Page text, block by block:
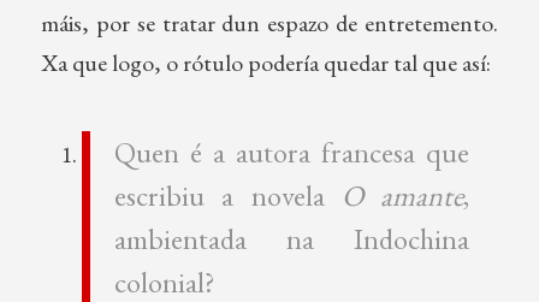
máis, por se tratar dun espazo de entretemento.
Xa que logo, o rótulo podería quedar tal que así:
Quen é a autora francesa que
escribiu a novela O amante,
ambientada na Indochina
colonial?